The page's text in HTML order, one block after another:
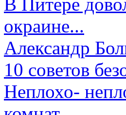
В Питере
окраине...
Александр
10 советов
Неплохо-